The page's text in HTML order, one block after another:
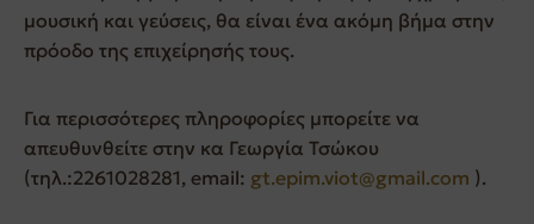
μουσική και γεύσεις, θα είναι ένα ακόμη βήμα στην
πρόοδο της επιχείρησής τους.
Για περισσότερες πληροφορίες μπορείτε να
απευθυνθείτε στην κα Γεωργία Τσώκου
(τηλ.:2261028281, email: gt.epim.viot@gmail.com ).